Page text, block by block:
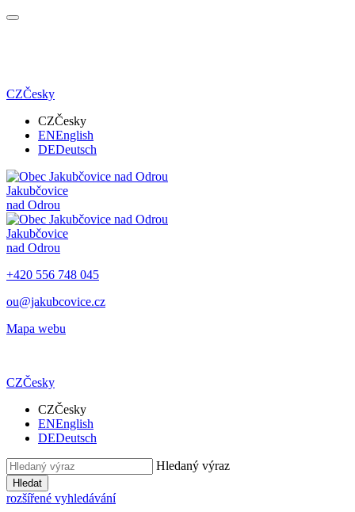
CZČesky
CZČesky
ENEnglish
DEDeutsch
Jakubčovice
nad Odrou
Jakubčovice
nad Odrou
+420 556 748 045
ou@jakubcovice.cz
Mapa webu
CZČesky
CZČesky
ENEnglish
DEDeutsch
Hledaný výraz
Hledat
rozšířené vyhledávání